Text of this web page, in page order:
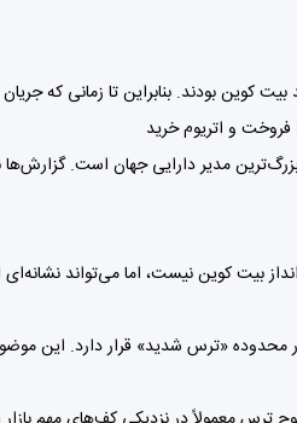
بیت کوین نیست، اما می‌تواند